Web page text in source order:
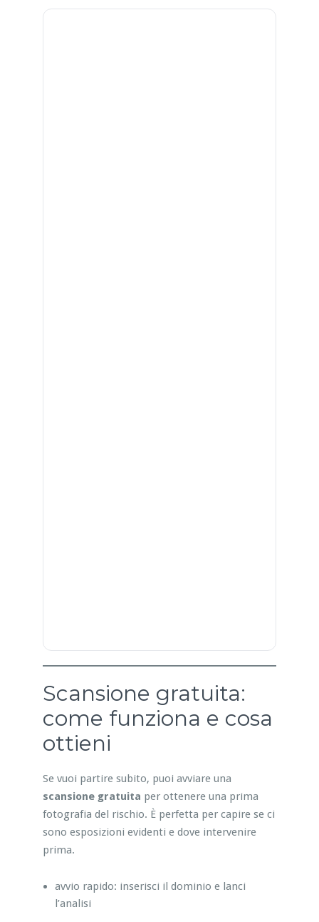
Scansione gratuita:
come funziona e cosa
ottieni
Se vuoi partire subito, puoi avviare una
scansione gratuita per ottenere una prima
fotografia del rischio. È perfetta per capire se ci
sono esposizioni evidenti e dove intervenire
prima.
avvio rapido: inserisci il dominio e lanci
l’analisi